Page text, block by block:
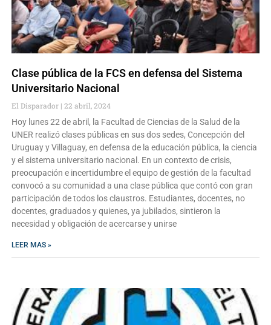
Clase pública de la FCS en defensa del Sistema
Universitario Nacional
El Disparador 22 abril, 2024
Hoy lunes 22 de abril, la Facultad de Ciencias de la Salud de la
UNER realizó clases públicas en sus dos sedes, Concepción del
Uruguay y Villaguay, en defensa de la educación pública, la ciencia
y el sistema universitario nacional. En un contexto de crisis,
preocupación e incertidumbre el equipo de gestión de la facultad
convocó a su comunidad a una clase pública que contó con gran
participación de todos los claustros. Estudiantes, docentes, no
docentes, graduados y quienes, ya jubilados, sintieron la
necesidad y obligación de acercarse y unirse
LEER MAS »